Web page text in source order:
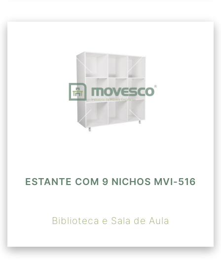
ESTANTE COM 9 NICHOS MVI-516
Biblioteca e Sala de Aula